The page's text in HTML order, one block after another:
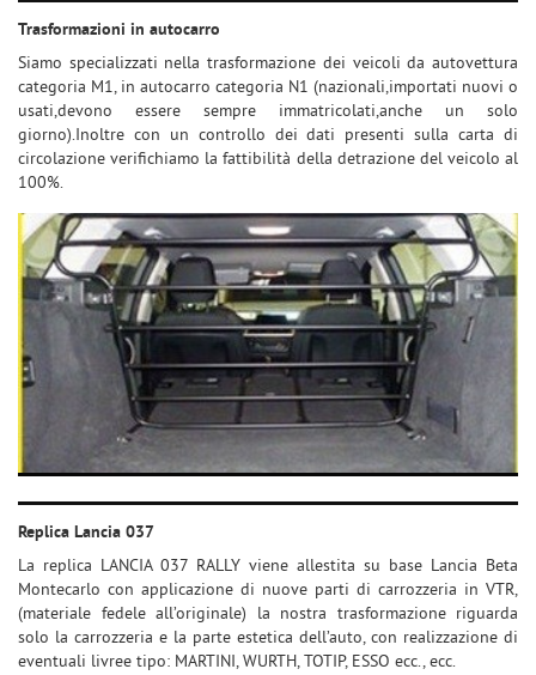
REPLICA FIAT 131 ABARTH
STRATOSFERICA
FIAT 500 SPIAGGINA
KIT LANCIA 037 RALLY
CONTATTI
Trasformazioni in autocarro
Siamo specializzati nella trasformazione dei veicoli da autovettura
categoria M1, in autocarro categoria N1 (nazionali,importati nuovi o
usati,devono essere sempre immatricolati,anche un solo
giorno).Inoltre con un controllo dei dati presenti sulla carta di
circolazione verifichiamo la fattibilità della detrazione del veicolo al
100%.
Replica Lancia 037
La replica LANCIA 037 RALLY viene allestita su base Lancia Beta
Montecarlo con applicazione di nuove parti di carrozzeria in VTR,
(materiale fedele all’originale) la nostra trasformazione riguarda
solo la carrozzeria e la parte estetica dell’auto, con realizzazione di
eventuali livree tipo: MARTINI, WURTH, TOTIP, ESSO ecc., ecc.
tracciamento
che
adottiamo
per
offrire
le
funzionalità
e
le
attività
di
seguito
descritte.
ottenere
maggiori
informazioni
funzionamento
di
questi
strumenti
di
tracciamento
si